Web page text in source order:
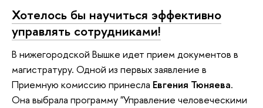
Хотелось бы научиться эффективно
управлять сотрудниками!
В нижегородской Вышке идет прием документов в
магистратуру. Одной из первых заявление в
Приемную комиссию принесла Евгения Тюняева.
Она выбрала программу "Управление человеческими